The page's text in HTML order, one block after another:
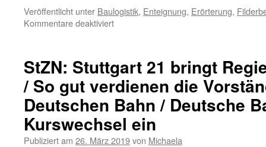
Veröffentlicht unter Baulogistik, Enteignung, Erörterung,
Kommentare deaktiviert
StZN: Stuttgart 21 bringt
/ So gut verdienen die
Deutschen Bahn / Deutsche
Kurswechsel ein
Publiziert am 26. März 2019von Michaela